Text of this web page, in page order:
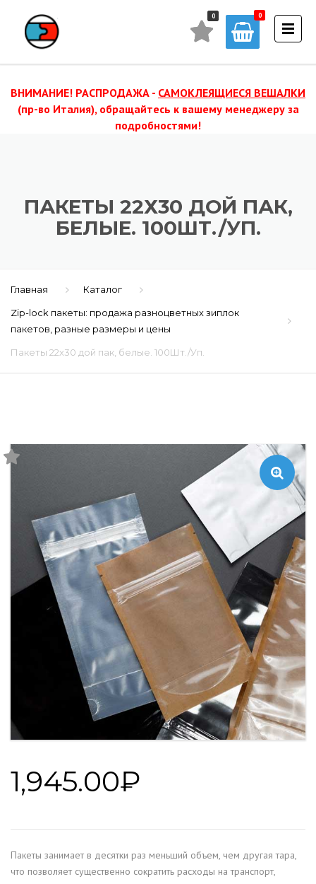
0
0
ВНИМАНИЕ! РАСПРОДАЖА - САМОКЛЕЯЩИЕСЯ ВЕШАЛКИ
(пр-во Италия), обращайтесь к вашему менеджеру за
подробностями!
ПАКЕТЫ 22Х30 ДОЙ ПАК,
БЕЛЫЕ. 100ШТ./УП.
Главная Каталог
Zip-lock пакеты: продажа разноцветных зиплок
пакетов, разные размеры и цены
Пакеты 22х30 дой пак, белые. 100Шт./Уп.
🔍
1,945.00₽
Пакеты занимает в десятки раз меньший объем, чем другая тара,
что позволяет существенно сократить расходы на транспорт,